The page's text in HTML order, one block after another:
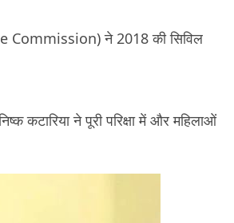
Commission) ने 2018 की सिविल
कटारिया ने पूरी परिक्षा में और महिलाओं